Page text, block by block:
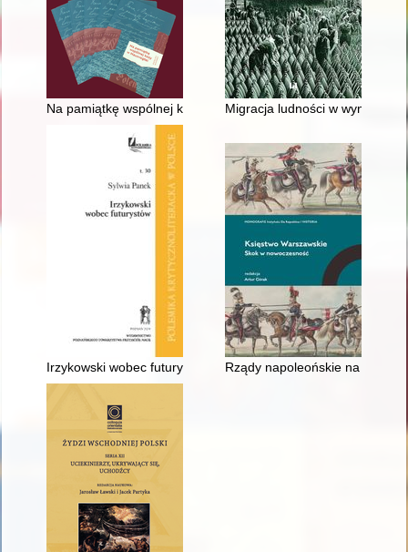
Na pamiątkę wspólnej kozy w Hausvogtei : katalog wystawy
Migracja ludności w wyniku
Irzykowski wobec futurystów Rządy napoleońskie na Litwie